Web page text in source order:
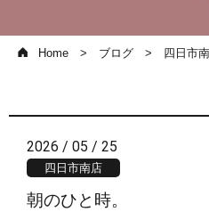
Home ブログ 四日市
2026 / 05 / 25
四日市南店
朝のひと時。